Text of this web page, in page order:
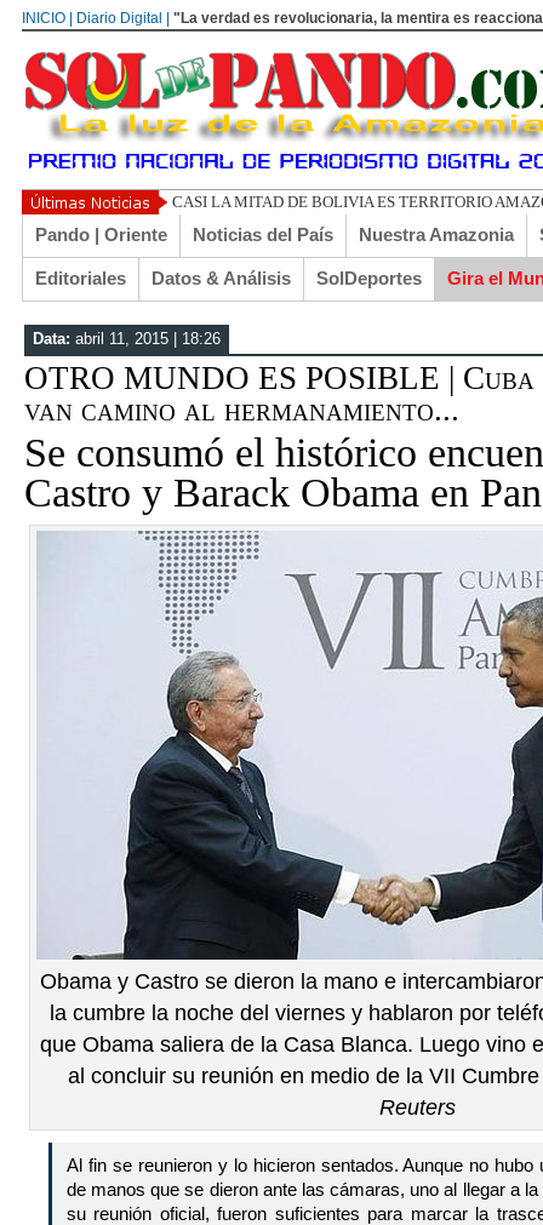
INICIO | Diario Digital | "La verdad es revolucionaria, la mentira es
UN LIBERTARIO LLAMADO EL T
Pando | Oriente Noticias del País Nuestra Amazonia
Editoriales Datos & Análisis SolDeportes Gira el
Data: abril 11, 2015 | 18:26
OTRO MUNDO ES POSIBLE |
van camino al hermanamiento...
Se consumó el histórico
Castro y Barack Obama en
Obama y Castro se dieron la mano e
la cumbre la noche del viernes y hablaron por
que Obama saliera de la Casa Blanca. Luego vino
al concluir su reunión en medio de la VII
Reuters
Al fin se reunieron y lo hicieron sentados. Aunque no
de manos que se dieron ante las cámaras, uno al llegar a
su reunión oficial, fueron suficientes para marcar la